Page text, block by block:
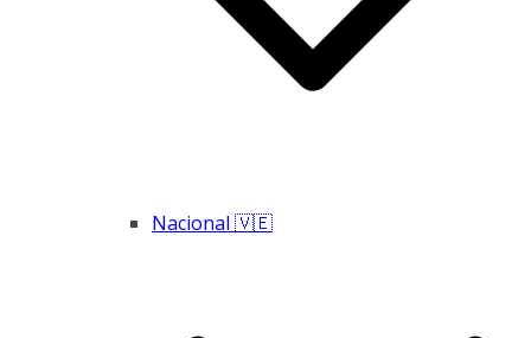
Nacional 🇻🇪